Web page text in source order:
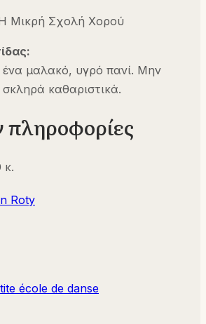
Μικρή Σχολή Χορού
ένα μαλακό, υγρό πανί. Μην
σκληρά καθαριστικά.
πληροφορίες
κ.
Roty
école de danse